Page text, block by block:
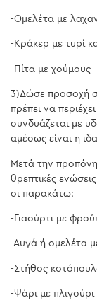
-Ομελέτα με
-Κράκερ με τυρί
-Πίτα με χούμους
3)Δώσε προσοχή
πρέπει να
συνδυάζεται με
αμέσως είναι η
Μετά την
θρεπτικές
οι παρακάτω:
-Γιαούρτι με
-Αυγά ή ομελέτα
-Στήθος
-Ψάρι με πλιγούρι